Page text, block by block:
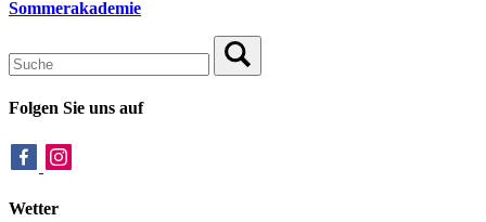
Sommerakademie
Folgen Sie uns auf
Wetter